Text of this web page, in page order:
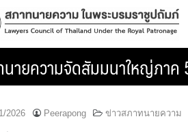
ายความจัดสัมมนาใหญ่ภาค
2026 Peerapong ข่าวสภาทนายความ